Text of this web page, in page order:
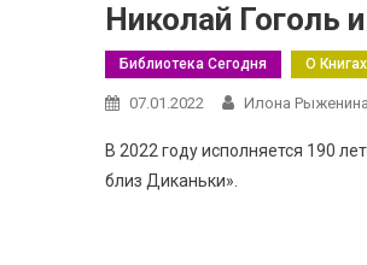
Николай Гоголь
Библиотека Сегодня О
07.01.2022 Илона Рыженина
В 2022 году исполняется 190
близ Диканьки».